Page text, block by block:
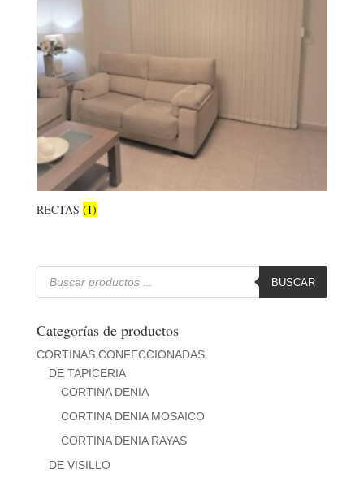
RECTAS (1)
Búsqueda
BUSCAR
Categorías de productos
CORTINAS CONFECCIONADAS
DE TAPICERIA
CORTINA DENIA
CORTINA DENIA MOSAICO
CORTINA DENIA RAYAS
DE VISILLO